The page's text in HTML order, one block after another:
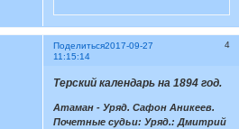
Поделиться 4
2017-09-27
11:15:14
Терский календарь на 1894 год.
Атаман - Уряд. Сафон Аникеев.
Почетные судьи: Уряд.: Дмитрий